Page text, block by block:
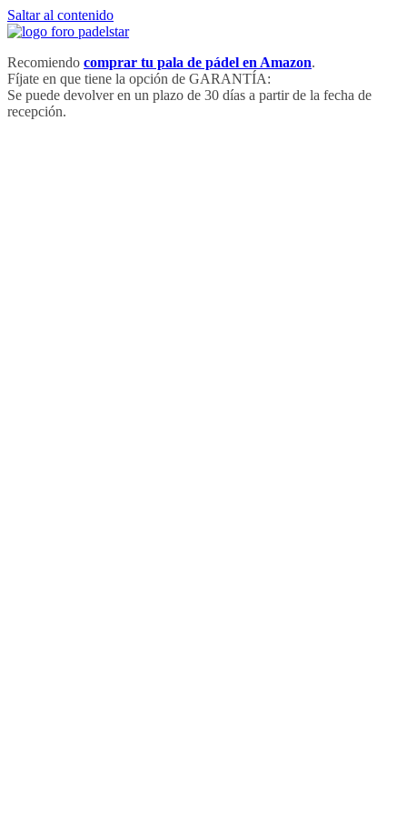
Saltar al contenido
Recomiendo comprar tu pala de pádel en Amazon.
Fíjate en que tiene la opción de GARANTÍA:
Se puede devolver en un plazo de 30 días a partir de la fecha de
recepción.